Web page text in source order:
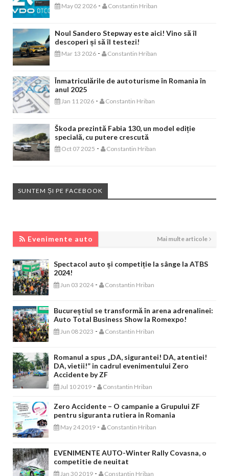
May 02 2026 - Constantin Hriban
Noul Sandero Stepway este aici! Vino să îl
descoperi și să îl testezi!
Mar 13 2026 - Constantin Hriban
Înmatriculările de autoturisme în Romania în
anul 2025
Jan 11 2026 - Constantin Hriban
Škoda prezintă Fabia 130, un model ediție
specială, cu putere crescută
Oct 07 2025 - Constantin Hriban
SUNTEM ȘI PE FACEBOOK
Evenimente auto Mai multe articole
Spectacol auto și competiție la sânge la ATBS
2024!
Jun 03 2024 - Constantin Hriban
Bucureștiul se transformă în arena adrenalinei:
Auto Total Business Show la Romexpo!
Jun 08 2023 - Constantin Hriban
Romanul a spus „DA, sigurantei! DA, atentiei!
DA, vietii!” in cadrul evenimentului Zero
Accidente by ZF
Jul 10 2019 - Constantin Hriban
Zero Accidente – O campanie a Grupului ZF
pentru siguranta rutiera in Romania
May 24 2019 - Constantin Hriban
EVENIMENTE AUTO-Winter Rally Covasna, o
competitie de neuitat
Jan 30 2019 - Constantin Hriban